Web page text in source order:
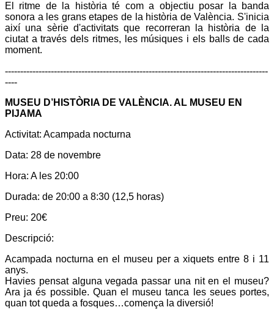
El ritme de la història té com a objectiu posar la banda
sonora a les grans etapes de la història de València. S'inicia
així una sèrie d'activitats que recorreran la història de la
ciutat a través dels ritmes, les músiques i els balls de cada
moment.
--------------------------------------------------------------------------------------
----
MUSEU D’HISTÒRIA DE VALÈNCIA. AL MUSEU EN
PIJAMA
Activitat: Acampada nocturna
Data: 28 de novembre
Hora: A les 20:00
Durada: de 20:00 a 8:30 (12,5 horas)
Preu: 20€
Descripció:
Acampada nocturna en el museu per a xiquets entre 8 i 11
anys.
Havies pensat alguna vegada passar una nit en el museu?
Ara ja és possible. Quan el museu tanca les seues portes,
quan tot queda a fosques…comença la diversió!